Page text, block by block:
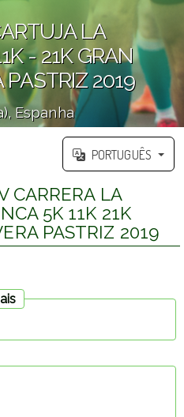
LA
- 21K GRAN
PASTRIZ 2019
Espanha
PORTUGUÊS
CARRERA LA
5K 11K 21K
PASTRIZ 2019